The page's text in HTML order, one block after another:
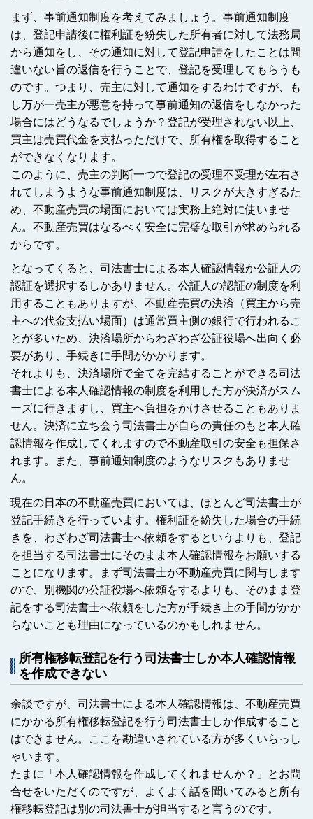
まず、事前通知制度を考えてみましょう。事前通知制度
は、登記申請後に権利証を紛失した所有者に対して法務局
から通知をし、その通知に対して登記申請をしたことは間
違いない旨の返信を行うことで、登記を受理してもらうも
のです。つまり、売主に対して通知をするわけですが、も
し万が一売主が悪意を持って事前通知の返信をしなかった
場合にはどうなるでしょうか？登記が受理されない以上、
買主は売買代金を支払っただけで、所有権を取得すること
ができなくなります。
このように、売主の判断一つで登記の受理不受理が左右さ
れてしまうような事前通知制度は、リスクが大きすぎるた
め、不動産売買の場面においては実務上絶対に使いませ
ん。不動産売買はなるべく安全に完璧な取引が求められる
からです。
となってくると、司法書士による本人確認情報か公証人の
認証を選択するしかありません。公証人の認証の制度を利
用することもありますが、不動産売買の決済（買主から売
主への代金支払い場面）は通常買主側の銀行で行われるこ
とが多いため、決済場所からわざわざ公証役場へ出向く必
要があり、手続きに手間がかかります。
それよりも、決済場所で全てを完結することができる司法
書士による本人確認情報の制度を利用した方が決済がスム
ーズに行きますし、買主へ負担をかけさせることもありま
せん。決済に立ち会う司法書士が自らの責任のもと本人確
認情報を作成してくれますので不動産取引の安全も担保さ
れます。また、事前通知制度のようなリスクもありませ
ん。
現在の日本の不動産売買においては、ほとんど司法書士が
登記手続きを行っています。権利証を紛失した場合の手続
きを、わざわざ司法書士へ依頼をするというよりも、登記
を担当する司法書士にそのまま本人確認情報をお願いする
ことになります。まず司法書士が不動産売買に関与します
ので、別機関の公証役場へ依頼をするよりも、そのまま登
記をする司法書士へ依頼をした方が手続き上の手間がかか
らないことも理由になっているのかもしれません。
所有権移転登記を行う司法書士しか本人確認情報
を作成できない
余談ですが、司法書士による本人確認情報は、不動産売買
にかかる所有権移転登記を行う司法書士しか作成すること
はできません。ここを勘違いされている方が多くいらっし
ゃいます。
たまに「本人確認情報を作成してくれませんか？」とお問
合せをいただくのですが、よくよく話を聞いてみると所有
権移転登記は別の司法書士が担当すると言うのです。